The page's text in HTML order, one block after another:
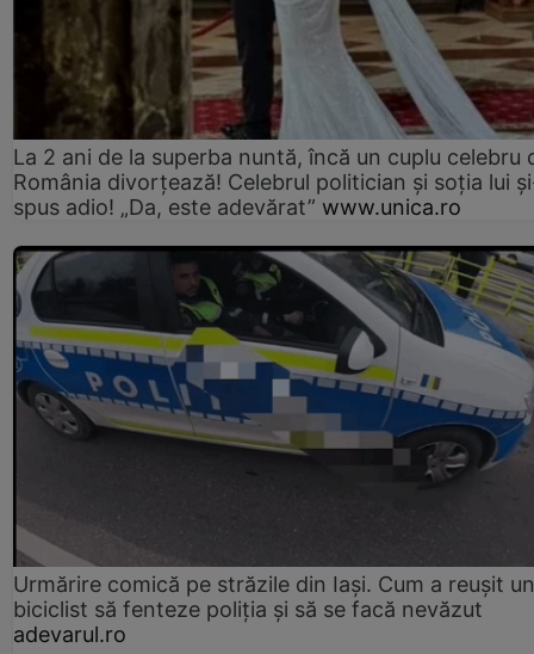
La 2 ani de la superba nuntă, încă un cuplu celebru
România divorțează! Celebrul politician și soția lui
spus adio! „Da, este adevărat” www.unica.ro
Urmărire comică pe străzile din Iași. Cum a reușit un
biciclist să fenteze poliția și să se facă nevăzut
adevarul.ro